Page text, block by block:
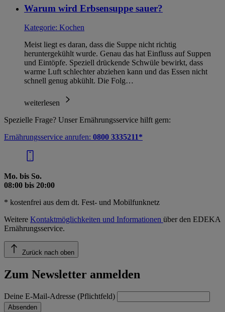
Warum wird Erbsensuppe sauer?
Kategorie: Kochen
Meist liegt es daran, dass die Suppe nicht richtig
heruntergekühlt wurde. Genau das hat Einfluss auf Suppen
und Eintöpfe. Speziell drückende Schwüle bewirkt, dass
warme Luft schlechter abziehen kann und das Essen nicht
schnell genug abkühlt. Die Folg…
weiterlesen
Spezielle Frage? Unser Ernährungsservice hilft gern:
Ernährungsservice anrufen: 0800 3335211*
Mo. bis So.
08:00 bis 20:00
* kostenfrei aus dem dt. Fest- und Mobilfunknetz
Weitere Kontaktmöglichkeiten und Informationen über den EDEKA
Ernährungsservice.
Zurück nach oben
Zum Newsletter anmelden
Deine E-Mail-Adresse (Pflichtfeld)
Absenden